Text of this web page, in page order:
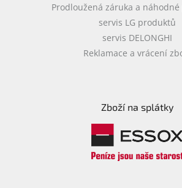
Prodloužená záruka a
servis LG produktů
servis DELONGHI
Reklamace a vrácení
Zboží na splátky